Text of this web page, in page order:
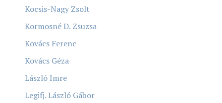
Kocsis-Nagy Zsolt
Kormosné D. Zsuzsa
Kovács Ferenc
Kovács Géza
László Imre
Legifj. László Gábor